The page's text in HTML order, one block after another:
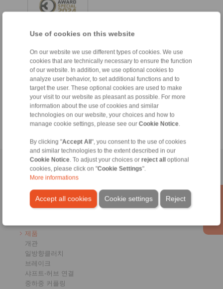
Use of cookies on this website
On our website we use different types of cookies. We use
cookies that are technically necessary to ensure the function
of our website. In addition, we use optional cookies to
analyze user behavior, to set additional functions and to
target the user. These optional cookies are used to make
your visit to our website as pleasant as possible. For more
information about the use of cookies and similar
technologies on our website, your choices and how to
manage cookie settings, please see our Cookie Notice
By clicking "Accept All", you consent to the use of cookies
and similar technologies to the extent described in our
Cookie Notice . To adjust your choices or reject alloptional
cookies, please click on "Cookie Settings".
More informations
Accept all cookies Reject
Cookie settings
German Design Council
– German Design Award
Special 2024 [194 kB]
홈페이지 |연락처 양식|판권표시|개인정보 보호
제품
개관
일방향클러치
브레이크
샤프트-허브 연결
중하중 커플링